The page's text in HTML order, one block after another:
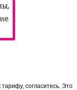
согласитесь. Это